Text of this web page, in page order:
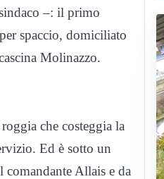
–: il primo
spaccio, domiciliato
Molinazzo.
che costeggia la
Ed è sotto un
comandante Allais e da